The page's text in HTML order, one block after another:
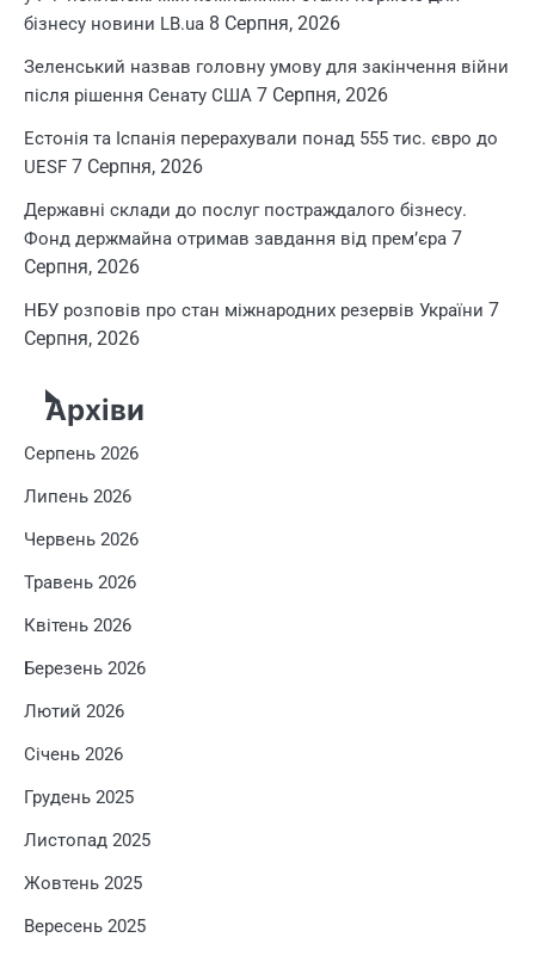
бізнесу новини LB.ua 8 Серпня, 2026
Зеленський назвав головну умову для закінчення війни
після рішення Сенату США 7 Серпня, 2026
Естонія та Іспанія перерахували понад 555 тис. євро до
UESF 7 Серпня, 2026
Державні склади до послуг постраждалого бізнесу.
Фонд держмайна отримав завдання від прем’єра 7
Серпня, 2026
НБУ розповів про стан міжнародних резервів України 7
Серпня, 2026
Архіви
Серпень 2026
Липень 2026
Червень 2026
Травень 2026
Квітень 2026
Березень 2026
Лютий 2026
Січень 2026
Грудень 2025
Листопад 2025
Жовтень 2025
Вересень 2025